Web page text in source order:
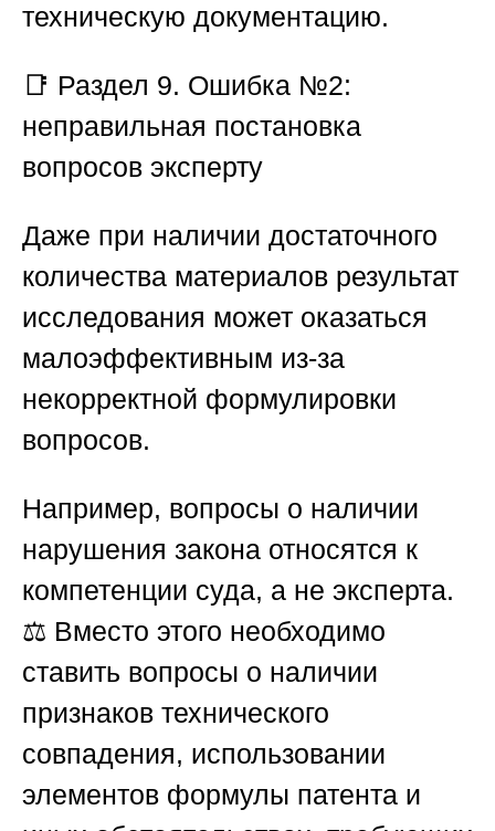
техническую документацию.
📑 Раздел 9. Ошибка №2:
неправильная постановка
вопросов эксперту
Даже при наличии достаточного
количества материалов результат
исследования может оказаться
малоэффективным из-за
некорректной формулировки
вопросов.
Например, вопросы о наличии
нарушения закона относятся к
компетенции суда, а не эксперта.
⚖️ Вместо этого необходимо
ставить вопросы о наличии
признаков технического
совпадения, использовании
элементов формулы патента и